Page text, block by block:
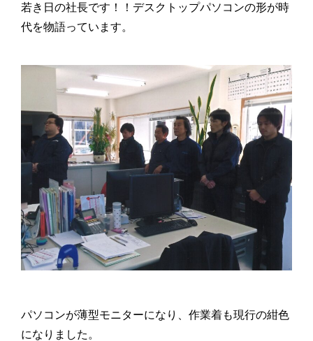
若き日の社長です！！デスクトップパソコンの形が時
代を物語っています。
パソコンが薄型モニターになり、作業着も現行の紺色
になりました。